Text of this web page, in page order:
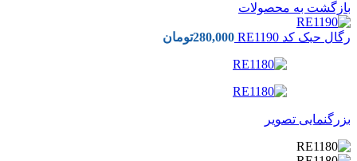
بازگشت به محصولات
رگال حبک کد RE1190 280,000تومان
بزرگنمایی تصویر